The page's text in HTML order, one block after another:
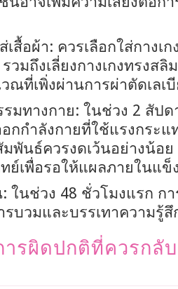
เสื้อผ้า: ควรเลือกใส่กาง
วมถึงเลี่ยงกางเกงทรงสลิ
ณที่เพิ่งผ่านการผ่าตัดเลเ
มทางกาย: ในช่วง 2 สัปด
กกำลังกายที่ใช้แรงกระ
พันธ์ควรงดเว้นอย่างน้อ
ย์เพื่อรอให้แผลภายในแ
ในช่วง 48 ชั่วโมงแรก ก
บวมและบรรเทาความรู้
ารผิดปกติที่ควรก